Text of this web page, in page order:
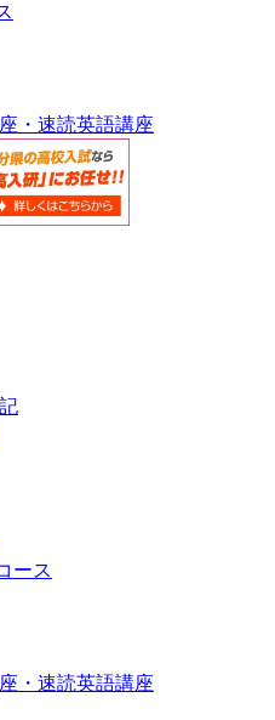
・速読英語講座
ース
・速読英語講座